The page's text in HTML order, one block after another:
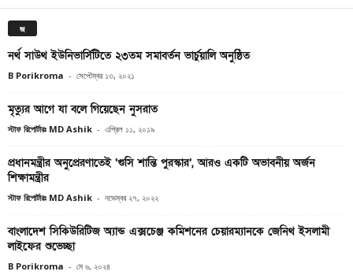
জ
নর্থ সাউথ ইউনিভার্সিটিতে ২৩তম সমাবর্তন ভার্চুয়ালি অনুষ্ঠিত
B Porikroma - সেপ্টেম্বর ১৩, ২০২১
মৃত্যুর আগে যা বলে গিয়েছেন নুসরাত
স্টাফ রিপোর্টারঃ MD Ashik - এপ্রিল ১১, ২০১৯
প্রধানমন্ত্রীর অনুপ্রেরণাতেই ‘গুসি শান্তি পুরস্কার’, আরও একটি অভাবনীয় অর্জন
শিক্ষামন্ত্রীর
স্টাফ রিপোর্টারঃ MD Ashik - নভেম্বর ২৭, ২০২২
বাংলাদেশ সিকিউরিটিজ অ্যান্ড এক্সচেঞ্জ কমিশনের চেয়ারম্যানকে জেনিথ ইসলামী
লাইফের শুভেচ্ছা
B Porikroma - মে ৬, ২০২৪